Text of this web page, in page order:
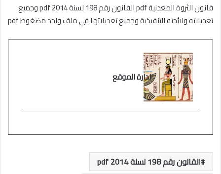
قانون الثروة المعدنية pdf القانون رقم 198 لسنة 2014 pdf وجميع
تعديلاته ولائحته التنفيذية وجميع تعديلاتها في ملف واحد مضغوط pdf
ادارة الموقع
القانون رقم 198 لسنة 2014 pdf